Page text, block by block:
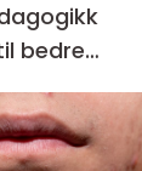
bedre
for barn